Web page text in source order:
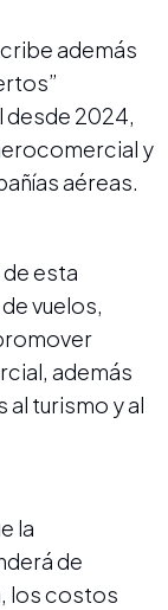
además
desde 2024,
y
aéreas.
esta
vuelos,
además
turismo y al
la
de
los costos